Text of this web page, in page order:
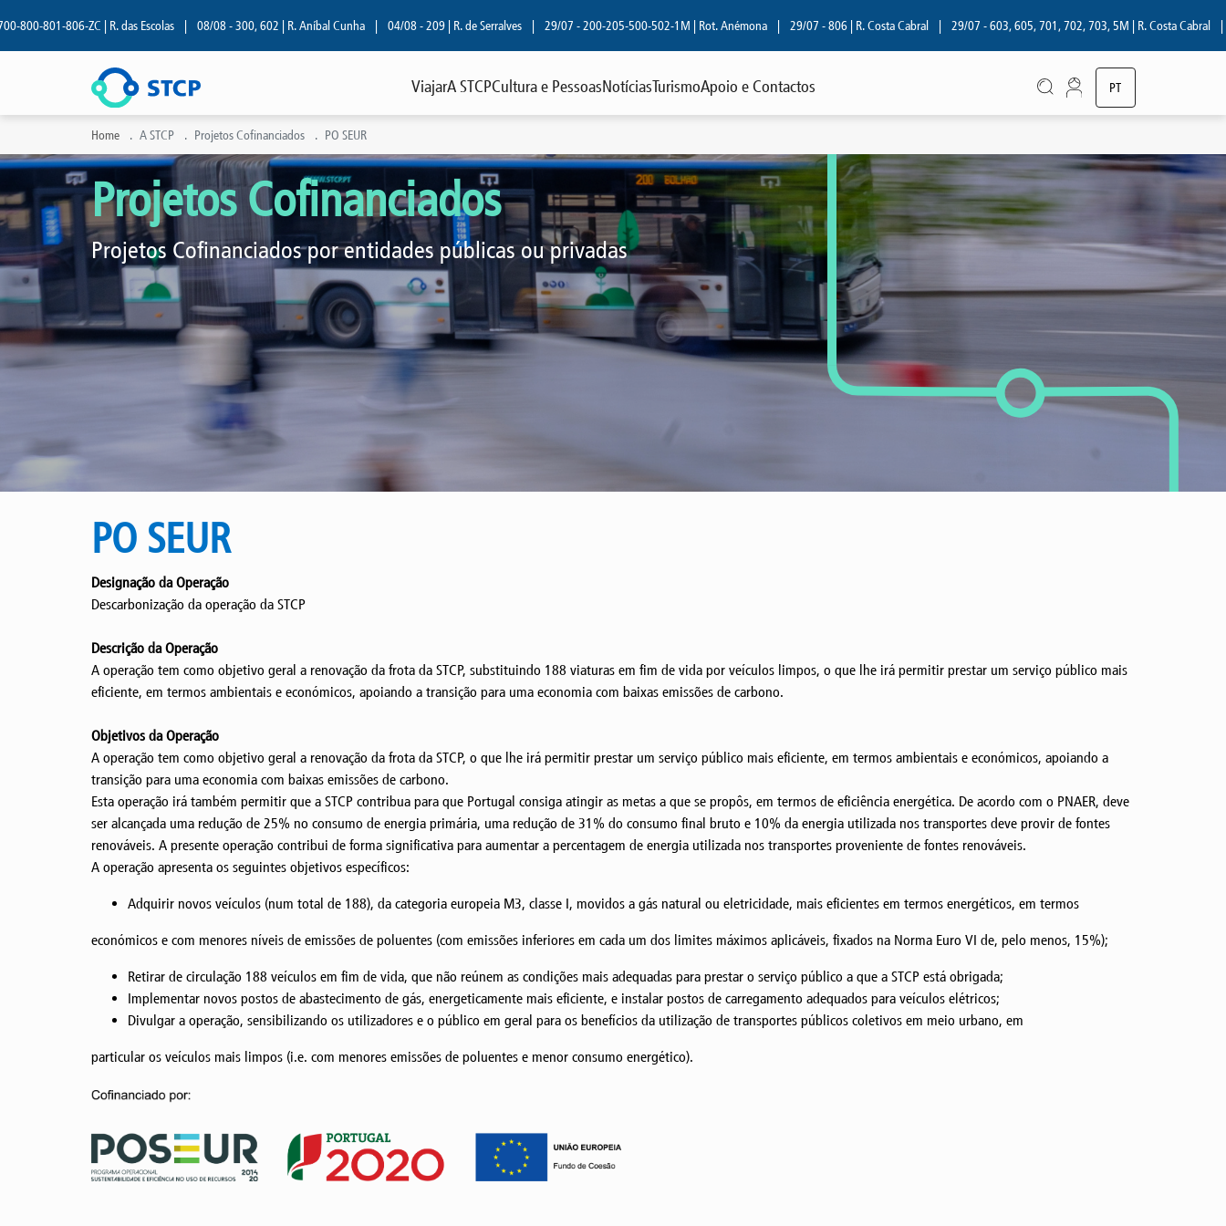
806-ZC | R. das Escolas | 08/08 - 300, 602 | R. Aníbal Cunha | 04/08 - 209 | R. de Serralves | 29/07 - 200-205-500-502-1M | Rot. Anémona | 29/07 - 806 | R. Costa Cabral | 29/07 - 603, 605, 701, 702, 703, 5M | R. Costa Cabral | 28/
ViajarA STCPCultura e PessoasNotíciasTurismoApoio e Contactos PT
Home
A STCP Projetos Cofinanciados PO SEUR
Projetos Cofinanciados
Projetos Cofinanciados por entidades públicas ou privadas
PO SEUR
Designação da Operação
Descarbonização da operação da STCP
Descrição da Operação
A operação tem como objetivo geral a renovação da frota da STCP, substituindo 188 viaturas em fim de vida por veículos limpos, o que lhe irá permitir prestar um serviço público mais
eficiente, em termos ambientais e económicos, apoiando a transição para uma economia com baixas emissões de carbono.
Objetivos da Operação
A operação tem como objetivo geral a renovação da frota da STCP, o que lhe irá permitir prestar um serviço público mais eficiente, em termos ambientais e económicos, apoiando a
transição para uma economia com baixas emissões de carbono.
Esta operação irá também permitir que a STCP contribua para que Portugal consiga atingir as metas a que se propôs, em termos de eficiência energética. De acordo com o PNAER, deve
ser alcançada uma redução de 25% no consumo de energia primária, uma redução de 31% do consumo final bruto e 10% da energia utilizada nos transportes deve provir de fontes
renováveis. A presente operação contribui de forma significativa para aumentar a percentagem de energia utilizada nos transportes proveniente de fontes renováveis.
A operação apresenta os seguintes objetivos específicos:
Adquirir novos veículos (num total de 188), da categoria europeia M3, classe I, movidos a gás natural ou eletricidade, mais eficientes em termos energéticos, em termos
económicos e com menores níveis de emissões de poluentes (com emissões inferiores em cada um dos limites máximos aplicáveis, fixados na Norma Euro VI de, pelo menos, 15%);
Retirar de circulação 188 veículos em fim de vida, que não reúnem as condições mais adequadas para prestar o serviço público a que a STCP está obrigada;
Implementar novos postos de abastecimento de gás, energeticamente mais eficiente, e instalar postos de carregamento adequados para veículos elétricos;
Divulgar a operação, sensibilizando os utilizadores e o público em geral para os benefícios da utilização de transportes públicos coletivos em meio urbano, em
particular os veículos mais limpos (i.e. com menores emissões de poluentes e menor consumo energético).